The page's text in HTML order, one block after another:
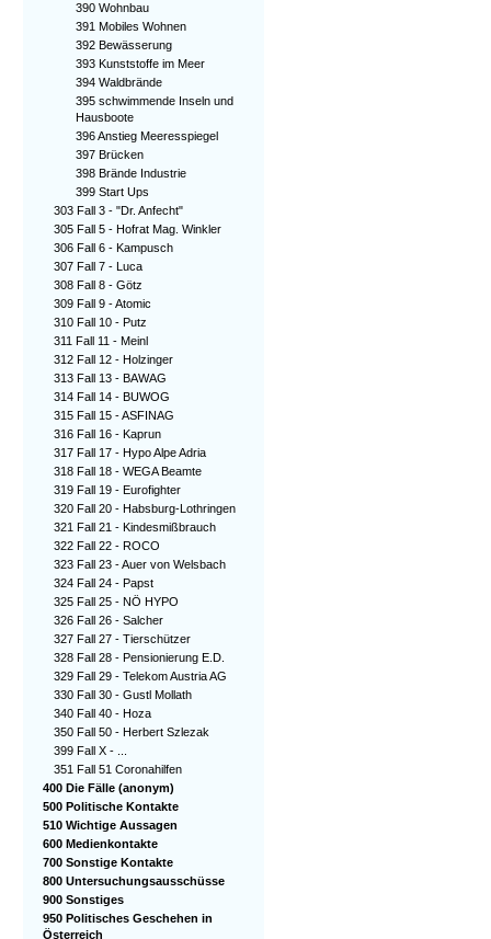
390 Wohnbau
391 Mobiles Wohnen
392 Bewässerung
393 Kunststoffe im Meer
394 Waldbrände
395 schwimmende Inseln und
Hausboote
396 Anstieg Meeresspiegel
397 Brücken
398 Brände Industrie
399 Start Ups
303 Fall 3 - "Dr. Anfecht"
305 Fall 5 - Hofrat Mag. Winkler
306 Fall 6 - Kampusch
307 Fall 7 - Luca
308 Fall 8 - Götz
309 Fall 9 - Atomic
310 Fall 10 - Putz
311 Fall 11 - Meinl
312 Fall 12 - Holzinger
313 Fall 13 - BAWAG
314 Fall 14 - BUWOG
315 Fall 15 - ASFINAG
316 Fall 16 - Kaprun
317 Fall 17 - Hypo Alpe Adria
318 Fall 18 - WEGA Beamte
319 Fall 19 - Eurofighter
320 Fall 20 - Habsburg-Lothringen
321 Fall 21 - Kindesmißbrauch
322 Fall 22 - ROCO
323 Fall 23 - Auer von Welsbach
324 Fall 24 - Papst
325 Fall 25 - NÖ HYPO
326 Fall 26 - Salcher
327 Fall 27 - Tierschützer
328 Fall 28 - Pensionierung E.D.
329 Fall 29 - Telekom Austria AG
330 Fall 30 - Gustl Mollath
340 Fall 40 - Hoza
350 Fall 50 - Herbert Szlezak
399 Fall X - ...
351 Fall 51 Coronahilfen
400 Die Fälle (anonym)
500 Politische Kontakte
510 Wichtige Aussagen
600 Medienkontakte
700 Sonstige Kontakte
800 Untersuchungsausschüsse
900 Sonstiges
950 Politisches Geschehen in
Österreich